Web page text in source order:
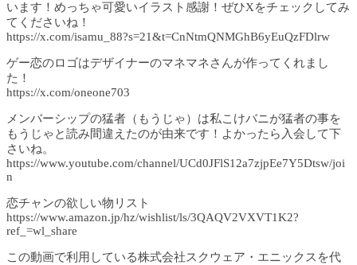
います！めっちゃ可愛いイラスト感謝！ぜひXをチェックしてみ
てくださいね！
https://x.com/isamu_88?s=21&t=CnNtmQNMGhB6yEuQzFDlrw
ゲー恋のロゴはデザイナーのマネマネさんが作ってくれまし
た！
https://x.com/oneone703
メンバーシップの猛者（もうじゃ）は私こけバニが猛者の事を
もうじゃと読み間違えたのが由来です！よかったら入会して下
さいね。
https://www.youtube.com/channel/UCd0JFlS12a7zjpEe7Y5Dtsw/joi
n
恋チャンの欲しい物リスト
https://www.amazon.jp/hz/wishlist/ls/3QAQV2VXVT1K2?
ref_=wl_share
この動画で利用している株式会社スクウェア・エニックスを代